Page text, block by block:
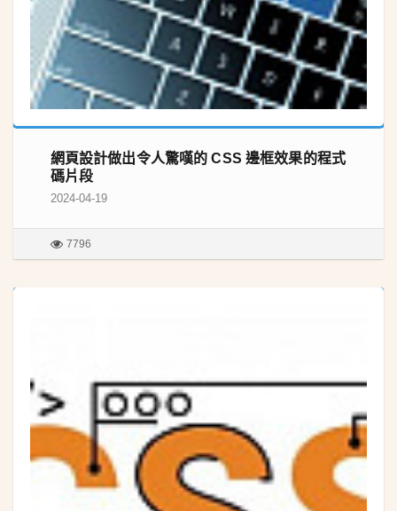
網頁設計做出令人驚嘆的 CSS 邊框效果的程式
碼片段
2024-04-19
7796